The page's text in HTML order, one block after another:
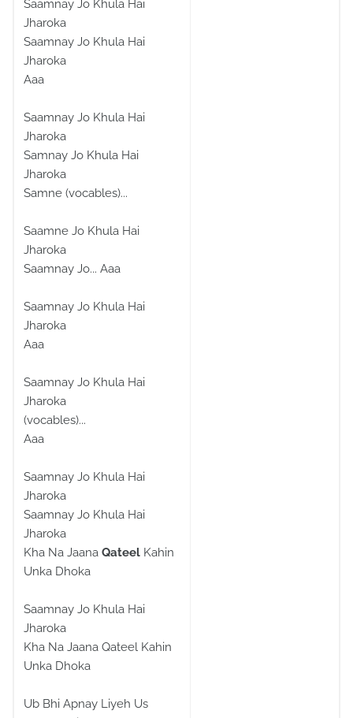
Saamnay Jo Khula Hai
Jharoka
Saamnay Jo Khula Hai
Jharoka
Aaa
Saamnay Jo Khula Hai
Jharoka
Samnay Jo Khula Hai
Jharoka
Samne (vocables)...
Saamne Jo Khula Hai
Jharoka
Saamnay Jo... Aaa
Saamnay Jo Khula Hai
Jharoka
Aaa
Saamnay Jo Khula Hai
Jharoka
(vocables)...
Aaa
Saamnay Jo Khula Hai
Jharoka
Saamnay Jo Khula Hai
Jharoka
Kha Na Jaana Qateel Kahin
Unka Dhoka
Saamnay Jo Khula Hai
Jharoka
Kha Na Jaana Qateel Kahin
Unka Dhoka
Ub Bhi Apnay Liyeh Us